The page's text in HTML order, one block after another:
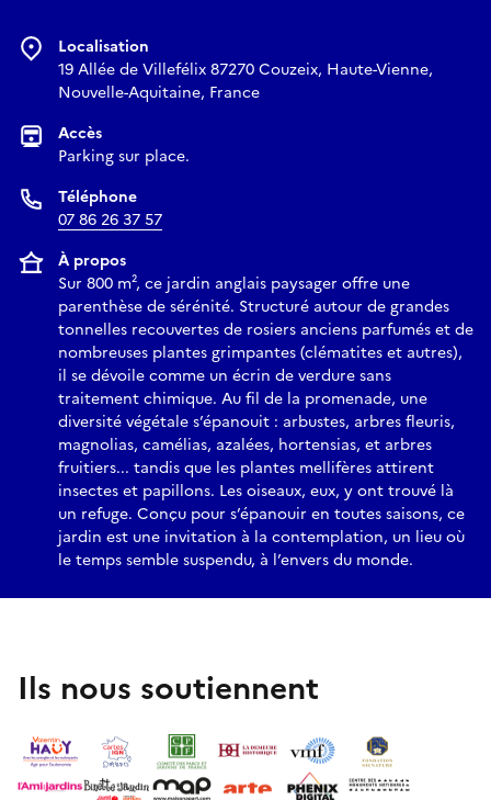
Localisation
19 Allée de Villefélix 87270 Couzeix, Haute-Vienne,
Nouvelle-Aquitaine, France
Accès
Parking sur place.
Téléphone
07 86 26 37 57
À propos
Sur 800 m², ce jardin anglais paysager offre une
parenthèse de sérénité. Structuré autour de grandes
tonnelles recouvertes de rosiers anciens parfumés et de
nombreuses plantes grimpantes (clématites et autres),
il se dévoile comme un écrin de verdure sans
traitement chimique. Au fil de la promenade, une
diversité végétale s’épanouit : arbustes, arbres fleuris,
magnolias, camélias, azalées, hortensias, et arbres
fruitiers... tandis que les plantes mellifères attirent
insectes et papillons. Les oiseaux, eux, y ont trouvé là
un refuge. Conçu pour s’épanouir en toutes saisons, ce
jardin est une invitation à la contemplation, un lieu où
le temps semble suspendu, à l’envers du monde.
Ils nous soutiennent